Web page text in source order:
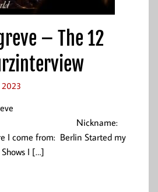
– The 12
2023
I come from: Berlin Started my
I […]